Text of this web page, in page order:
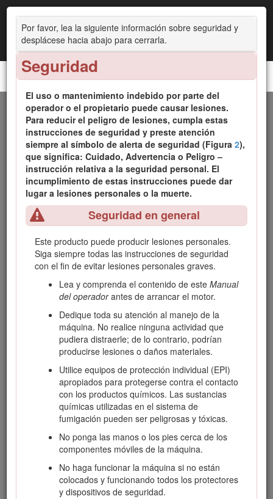
Por favor, lea la siguiente información sobre seguridad y
desplácese hacia abajo para cerrarla.
Seguridad
El uso o mantenimiento indebido por parte del
operador o el propietario puede causar lesiones.
Para reducir el peligro de lesiones, cumpla estas
instrucciones de seguridad y preste atención
siempre al símbolo de alerta de seguridad (Figura 2),
que significa: Cuidado, Advertencia o Peligro –
instrucción relativa a la seguridad personal. El
incumplimiento de estas instrucciones puede dar
lugar a lesiones personales o la muerte.
Seguridad en general
Este producto puede producir lesiones personales.
Siga siempre todas las instrucciones de seguridad
con el fin de evitar lesiones personales graves.
Lea y comprenda el contenido de este Manual
del operadorantes de arrancar el motor.
Dedique toda su atención al manejo de la
máquina. No realice ninguna actividad que
pudiera distraerle; de lo contrario, podrían
producirse lesiones o daños materiales.
Utilice equipos de protección individual (EPI)
apropiados para protegerse contra el contacto
con los productos químicos. Las sustancias
químicas utilizadas en el sistema de
fumigación pueden ser peligrosas y tóxicas.
No ponga las manos o los pies cerca de los
componentes móviles de la máquina.
No haga funcionar la máquina si no están
colocados y funcionando todos los protectores
y dispositivos de seguridad.
Fumigador de césped Multi Pro® 1750
Introducción
Esta máquina es un vehículo dedicado de fumigación del
césped, diseñado para ser usado por operadores
profesionales contratados en aplicaciones comerciales. Está
diseñado principalmente para fumigar en césped bien
mantenido en parques, campos de golf, campos deportivos
y zonas verdes comerciales
Esta máquina está diseñada principalmente para el uso
continuada en la vía pública. El uso de este producto para
otros propósitos que los previstos podría ser peligroso para
usted y para otras personas.
Lea este manual detenidamente para aprender a utilizar y
mantener correctamente su producto, y para evitar lesiones
y daños al producto. Usted es responsable de utilizar el
producto de forma correcta y segura.
Visite www.Toro.com para obtener más información,
incluidos consejos de seguridad, materiales de formación,
información sobre accesorios, ayuda para encontrar a un
distribuidor o para registrar su producto.
Cuando necesite asistencia técnica, piezas genuinas Toro o
información adicional, póngase en contacto con un Servicio
Técnico Autorizado o con Asistencia al Cliente Toro, y tenga
a mano los números de modelo y serie de su producto.
identifica la ubicación de los números de modelo y
provisto.
Con su dispositivo móvil, puede escanear el código QR de la